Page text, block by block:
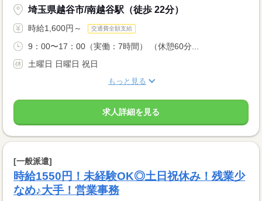
埼玉県越谷市/南越谷駅（徒歩 22分）
時給1,600円～ 交通費全額支給
9：00〜17：00（実働：7時間） （休憩60分...
土曜日 日曜日 祝日
もっと見る
求人詳細を見る
[一般派遣]
時給1550円！未経験OK◎土日祝休み！残業少
なめ♪大手！営業事務